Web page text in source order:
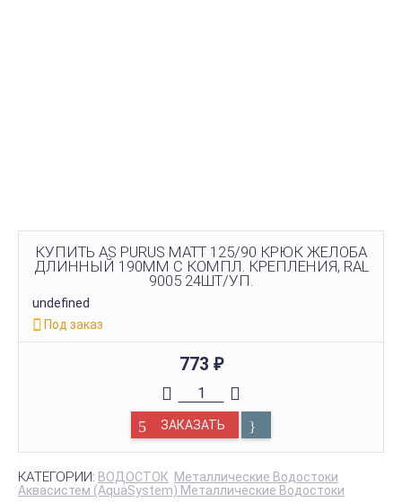
КУПИТЬ AS PURUS MATT 125/90 КРЮК ЖЕЛОБА
ДЛИННЫЙ 190ММ С КОМПЛ. КРЕПЛЕНИЯ, RAL
9005 24ШТ/УП.
undefined
Под заказ
773 ₽
ЗАКАЗАТЬ
КАТЕГОРИИ: ВОДОСТОК Металлические Водостоки
Аквасистем (AquaSystem) Металлические Водостоки